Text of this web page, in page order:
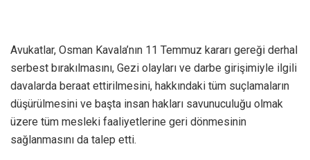
Avukatlar, Osman Kavala’nın 11 Temmuz kararı gereği derhal
serbest bırakılmasını, Gezi olayları ve darbe girişimiyle ilgili
davalarda beraat ettirilmesini, hakkındaki tüm suçlamaların
düşürülmesini ve başta insan hakları savunuculuğu olmak
üzere tüm mesleki faaliyetlerine geri dönmesinin
sağlanmasını da talep etti.